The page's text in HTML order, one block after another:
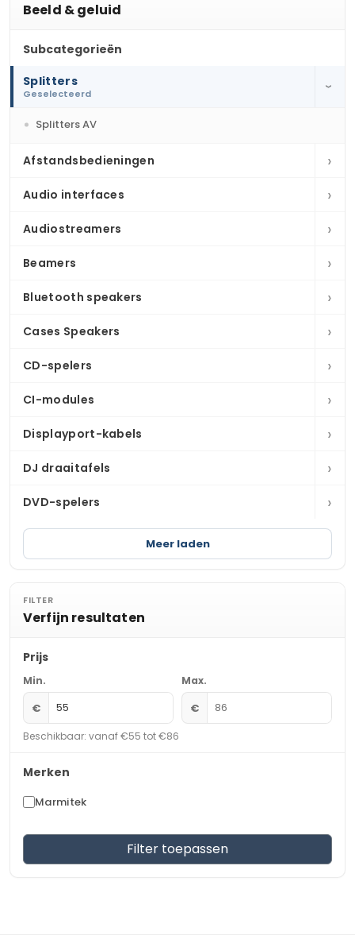
Beeld & geluid
Subcategorieën
Splitters
Geselecteerd
›
Splitters AV
Afstandsbedieningen ›
Audio interfaces ›
Audiostreamers ›
Beamers ›
Bluetooth speakers ›
Cases Speakers ›
CD-spelers ›
CI-modules ›
Displayport-kabels ›
DJ draaitafels ›
DVD-spelers ›
Meer laden
FILTER
Verfijn resultaten
Prijs
Min.
€
Max.
€
Beschikbaar: vanaf €55 tot €86
Merken
Marmitek
Filter toepassen